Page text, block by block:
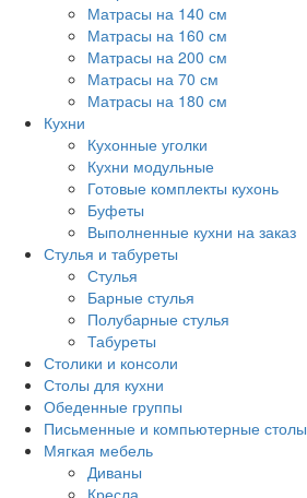
Матрасы на 140 см
Матрасы на 160 см
Матрасы на 200 см
Матрасы на 70 см
Матрасы на 180 см
Кухни
Кухонные уголки
Кухни модульные
Готовые комплекты кухонь
Буфеты
Выполненные кухни на заказ
Стулья и табуреты
Стулья
Барные стулья
Полубарные стулья
Табуреты
Столики и консоли
Столы для кухни
Обеденные группы
Письменные и компьютерные столы
Мягкая мебель
Диваны